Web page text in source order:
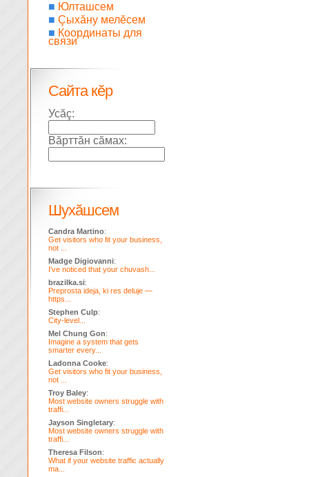
■ Юлташсем
■ Çыхăну мелĕсем
■ Координаты для
связи
Сайта кĕр
Усăç:
Вăрттăн сăмах:
Шухăшсем
Candra Martino:
Get visitors who fit your business,
not ...
Madge Digiovanni:
I've noticed that your chuvash...
brazilka.si:
Preprosta ideja, ki res deluje —
https...
Stephen Culp:
City-level...
Mel Chung Gon:
Imagine a system that gets
smarter every...
Ladonna Cooke:
Get visitors who fit your business,
not ...
Troy Baley:
Most website owners struggle with
traffi...
Jayson Singletary:
Most website owners struggle with
traffi...
Theresa Filson:
What if your website traffic actually
ma...